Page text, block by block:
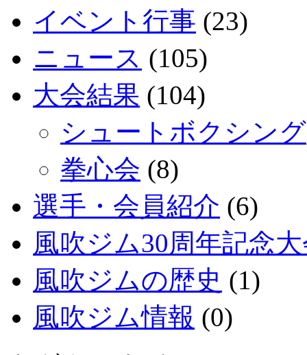
イベント行事 (23)
ニュース (105)
大会結果 (104)
シュートボクシング
拳心会 (8)
選手・会員紹介 (6)
風吹ジム30周年記念
風吹ジムの歴史 (1)
風吹ジム情報 (0)